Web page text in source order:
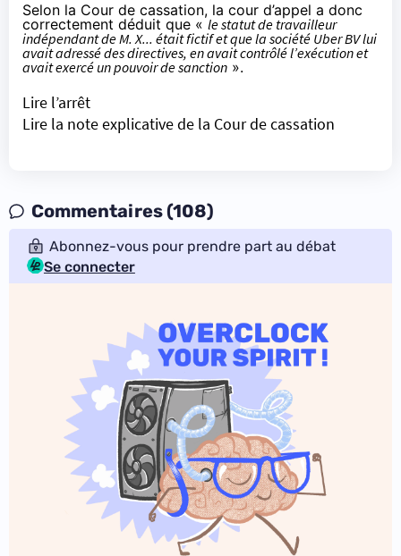
Selon la Cour de cassation, la cour d’appel a donc
correctement déduit que « le statut de travailleur
indépendant de M. X... était fictif et que la société Uber BV lui
avait adressé des directives, en avait contrôlé l’exécution et
avait exercé un pouvoir de sanction ».
Lire l’arrêt
Lire la note explicative de la Cour de cassation
Commentaires (108)
Abonnez-vous pour prendre part au débat
Se connecter